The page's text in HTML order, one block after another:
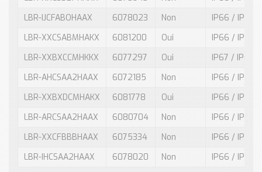
LBR-IJCFABOHAAX
6078023 Non
IP66 / IP68
LBR-XXCSABMHAKX
6081200 Oui
IP66 / IP68
LBR-XXBXCCMHKKX
6077297 Oui
IP67 / IP67
LBR-AHCSAA2HAAX
6072185 Non
IP66 / IP68
LBR-XXBXDCMHAKX
6081778 Oui
IP66 / IP68
LBR-ARCSAA2HAAX
6080704 Non
IP66 / IP68
LBR-XXCFBBBHAAX
6075334 Non
IP66 / IP68
LBR-IHCSAA2HAAX
6078020 Non IP66 / IP68